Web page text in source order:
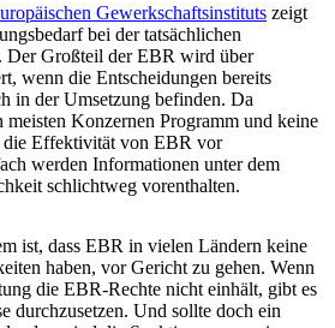
Gewerkschaftsinstituts zeigt
bei der tatsächlichen
Der Großteil der EBR wird über
wenn die Entscheidungen bereits
in der Umsetzung befinden. Da
Konzernen Programm und keine
die Effektivität von EBR vor
werden Informationen unter dem
schlichtweg vorenthalten.
ist, dass EBR in vielen Ländern keine
haben, vor Gericht zu gehen. Wenn
die EBR-Rechte nicht einhält, gibt es
durchzusetzen. Und sollte doch ein